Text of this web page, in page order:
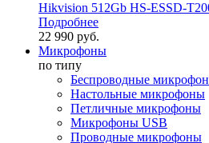
Hikvision 512Gb HS-ESSD-
Подробнее
22 990 руб.
Микрофоны
по типу
Беспроводные
Настольные микрофоны
Петличные микрофоны
Микрофоны USB
Проводные микрофоны